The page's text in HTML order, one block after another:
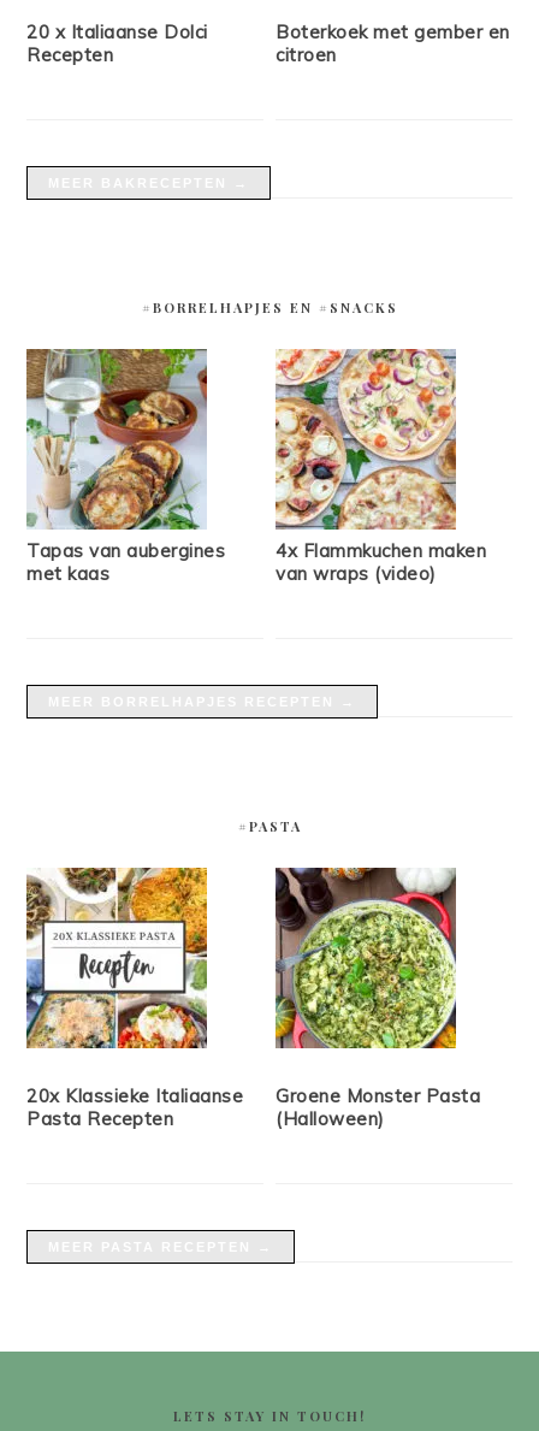
20 x Italiaanse Dolci
Recepten
Boterkoek met gember en
citroen
#BORRELHAPJES EN #SNACKS
Tapas van aubergines
met kaas
4x Flammkuchen maken
van wraps (video)
#PASTA
20x Klassieke Italiaanse
Pasta Recepten
Groene Monster Pasta
(Halloween)
LETS STAY IN TOUCH!